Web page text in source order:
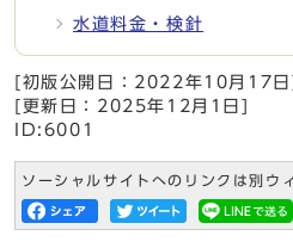
水道料金・検針
[初版公開日： 2022年10月17日
[更新日： 2025年12月1日
ID:6001
ソーシャルサイトへのリンクは別ウ